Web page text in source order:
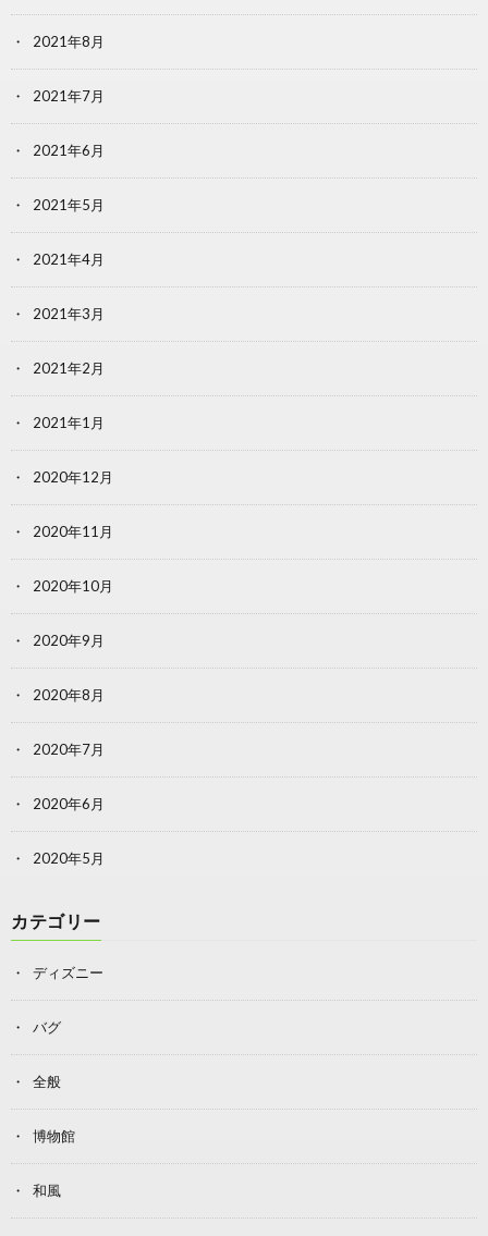
2021年8月
2021年7月
2021年6月
2021年5月
2021年4月
2021年3月
2021年2月
2021年1月
2020年12月
2020年11月
2020年10月
2020年9月
2020年8月
2020年7月
2020年6月
2020年5月
カテゴリー
ディズニー
バグ
全般
博物館
和風